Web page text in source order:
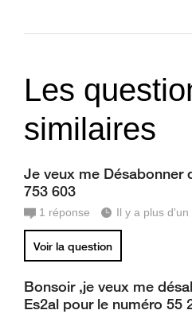
Les
similaires
Je veux me Désabonner
753 603
1 réponse Il y a plus d'un
Voir la question
Bonsoir ,je veux me
Es2al pour le numéro 55